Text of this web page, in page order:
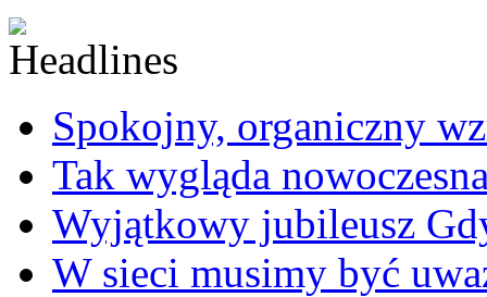
Spokojny, organiczny
Tak wygląda
Wyjątkowy jubileusz
W sieci musimy być